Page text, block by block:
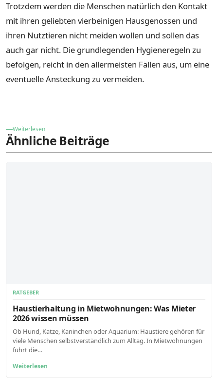
Trotzdem werden die Menschen natürlich den Kontakt
mit ihren geliebten vierbeinigen Hausgenossen und
ihren Nutztieren nicht meiden wollen und sollen das
auch gar nicht. Die grundlegenden Hygieneregeln zu
befolgen, reicht in den allermeisten Fällen aus, um eine
eventuelle Ansteckung zu vermeiden.
Weiterlesen
Ähnliche Beiträge
RATGEBER
Haustierhaltung in Mietwohnungen: Was Mieter
2026 wissen müssen
Ob Hund, Katze, Kaninchen oder Aquarium: Haustiere gehören für
viele Menschen selbstverständlich zum Alltag. In Mietwohnungen
führt die…
Weiterlesen